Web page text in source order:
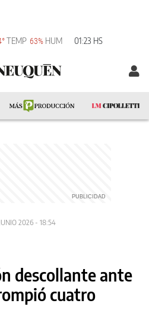
TEMP 63% HUM 01:23 HS
2026 - 18:54
descollante ante
cuatro